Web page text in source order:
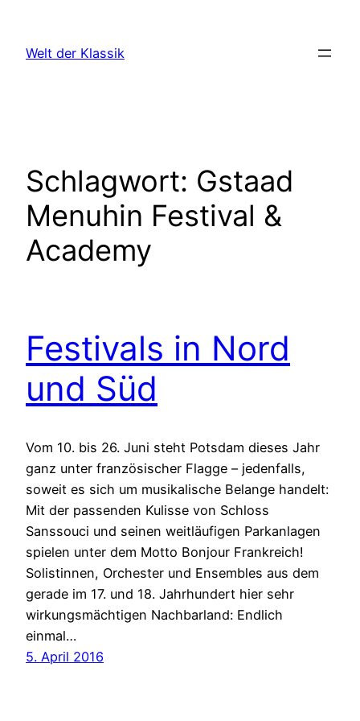
springen
Welt der Klassik
Schlagwort: Gstaad
Menuhin Festival &
Academy
Festivals in Nord
und Süd
Vom 10. bis 26. Juni steht Potsdam dieses Jahr
ganz unter französischer Flagge – jedenfalls,
soweit es sich um musikalische Belange handelt:
Mit der passenden Kulisse von Schloss
Sanssouci und seinen weitläufigen Parkanlagen
spielen unter dem Motto Bonjour Frankreich!
Solistinnen, Orchester und Ensembles aus dem
gerade im 17. und 18. Jahrhundert hier sehr
wirkungsmächtigen Nachbarland: Endlich
einmal…
5. April 2016